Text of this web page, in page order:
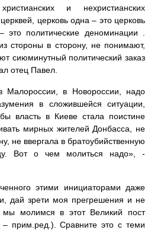
и нехристианских
церковь одна – это церковь
это политические деноминации .
стороны в сторону, не понимают,
сиюминутный политический заказ
отец Павел.
в Новороссии, надо
в сложившейся ситуации,
власть в Киеве стала поистине
мирных жителей Донбасса, не
не ввергала в братоубийственную
Вот о чем молиться надо», -
этими инициаторами даже
дай зрети моя прегрешения и не
мы молимся в этот Великий пост
прим.ред.). Сравните это с теми